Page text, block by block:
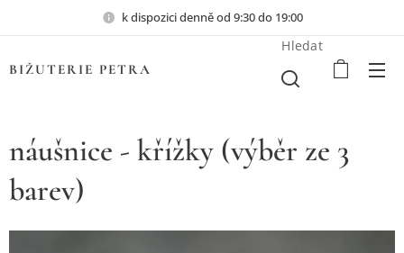
k dispozici denně od 9:30 do 19:00
BIŽUTERIE PETRA
Hledat
náušnice - křížky (výběr ze 3
barev)